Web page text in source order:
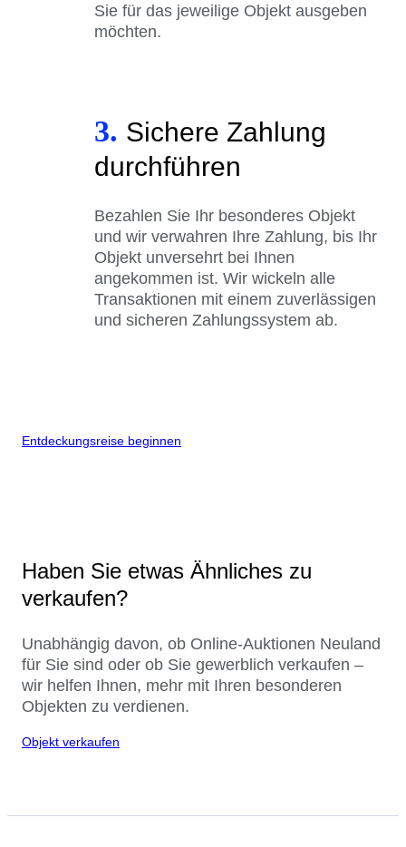
Sie für das jeweilige Objekt ausgeben
möchten.
3. Sichere Zahlung
durchführen
Bezahlen Sie Ihr besonderes Objekt
und wir verwahren Ihre Zahlung, bis Ihr
Objekt unversehrt bei Ihnen
angekommen ist. Wir wickeln alle
Transaktionen mit einem zuverlässigen
und sicheren Zahlungssystem ab.
Entdeckungsreise beginnen
Haben Sie etwas Ähnliches zu
verkaufen?
Unabhängig davon, ob Online-Auktionen Neuland
für Sie sind oder ob Sie gewerblich verkaufen –
wir helfen Ihnen, mehr mit Ihren besonderen
Objekten zu verdienen.
Objekt verkaufen